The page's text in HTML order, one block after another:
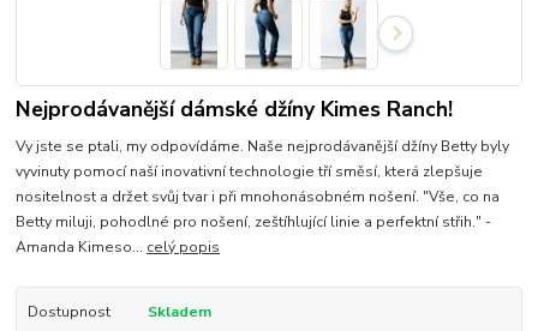
Nejprodávanější dámské džíny Kimes Ranch!
Vy jste se ptali, my odpovídáme. Naše nejprodávanější džíny Betty byly
vyvinuty pomocí naší inovativní technologie tří směsí, která zlepšuje
nositelnost a držet svůj tvar i při mnohonásobném nošení. "Vše, co na
Betty miluji, pohodlné pro nošení, zeštíhlující linie a perfektní střih." -
Amanda Kimeso... celý popis
Dostupnost
Skladem